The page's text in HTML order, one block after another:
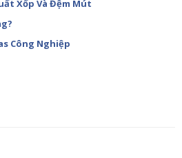
Xốp Và Đệm Mút
Công Nghiệp